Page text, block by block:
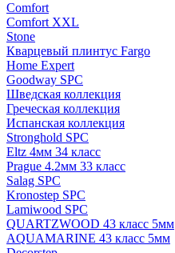
Comfort
Comfort XXL
Stone
Кварцевый плинтус Fargo
Home Expert
Goodway SPC
Шведская коллекция
Греческая коллекция
Испанская коллекция
Stronghold SPC
Eltz 4мм 34 класс
Prague 4.2мм 33 класс
Salag SPC
Kronostep SPC
Lamiwood SPC
QUARTZWOOD 43 класс 5мм
AQUAMARINE 43 класс 5мм